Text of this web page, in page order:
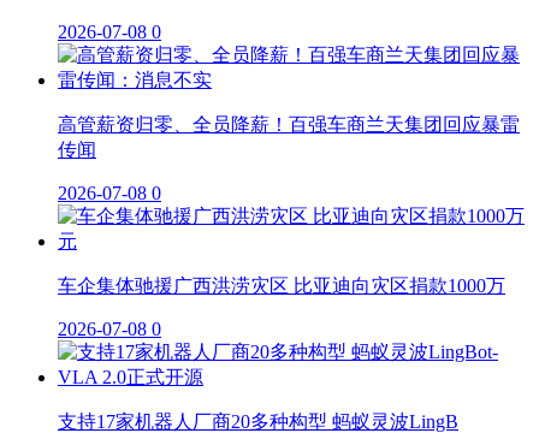
2026-07-08 0
高管薪资归零、全员降薪！百强车商兰天集团回应暴雷
传闻
2026-07-08 0
车企集体驰援广西洪涝灾区 比亚迪向灾区捐款1000万
2026-07-08 0
支持17家机器人厂商20多种构型 蚂蚁灵波LingB